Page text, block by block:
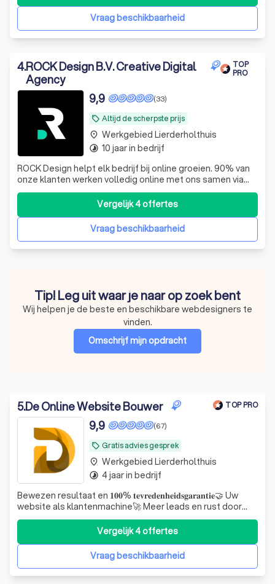
Vraag beschikbaarheid
4.ROCK Design B.V. Creative Digital
Agency
TOP
PRO
local_offer Altijd de scherpste prijs
(33)
9,9
ROCK Design helpt elk bedrijf bij online groeien. 90% van
onze klanten werken volledig online met ons samen via
een vast contactpersoon, snel en efficiënt.
Vraag beschikbaarheid
Vergelijk 4 offertes
place Werkgebied Lierderholthuis
timelapse 10 jaar in bedrijf
Tip! Leg uit waar je naar op zoek bent
Wij helpen je de beste en beschikbare webdesigners te
vinden.
Omschrijf mijn opdracht
5.De Online Website Bouwer TOP PRO
local_offer Gratis advies gesprek
(67)
9,9
Bewezen resultaat en 𝟏𝟎𝟎% 𝐭𝐞𝐯𝐫𝐞𝐝𝐞𝐧𝐡𝐞𝐢𝐝𝐬𝐠𝐚𝐫𝐚𝐧𝐭𝐢𝐞🤝 Uw
website als klantenmachine🚀 Meer leads en rust door
een website die écht werkt. 𝐆𝐫𝐚𝐭𝐢𝐬 𝐚𝐝𝐯𝐢𝐞𝐬𝐠𝐞𝐬𝐩𝐫𝐞𝐤!
Vraag beschikbaarheid
Vergelijk 4 offertes
place Werkgebied Lierderholthuis
timelapse 4 jaar in bedrijf